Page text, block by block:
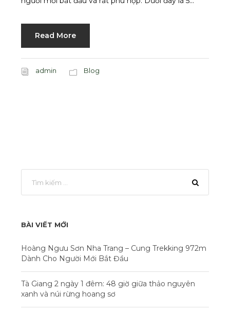
Read More
admin Blog
BÀI VIẾT MỚI
Hoàng Ngưu Sơn Nha Trang – Cung Trekking 972m
Dành Cho Người Mới Bắt Đầu
Tà Giang 2 ngày 1 đêm: 48 giờ giữa thảo nguyên
xanh và núi rừng hoang sơ